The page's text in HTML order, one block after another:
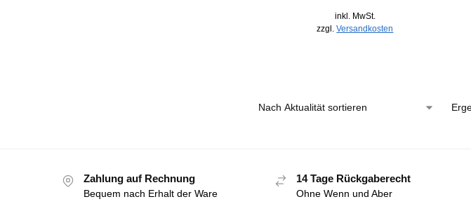
inkl. MwSt.
zzgl.Versandkosten
Zahlung auf Rechnung
Bequem nach Erhalt der Ware
14 Tage Rückgaberecht
Ohne Wenn und Aber